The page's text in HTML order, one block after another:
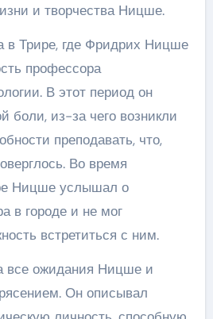
и творчества Ницше.
в Трире, где Фридрих Ницше
профессора
В этот период он
боли, из-за чего возникли
преподавать, что,
Во время
Ницше услышал о
в городе и не мог
встретиться с ним.
все ожидания Ницше и
Он описывал